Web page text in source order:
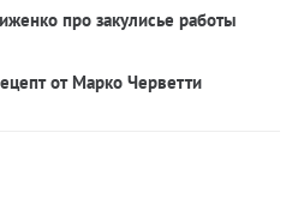
про закулисье работы
от Марко Черветти